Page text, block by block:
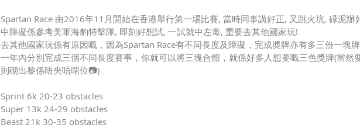
Spartan Race 由2016年11月開始在香港舉行第一埸比賽, 當時同事講好正, 又跳火坑, 碌泥辦
中障礙係參考美軍海豹特撃隊, 即刻好想試, 一試就中左毒, 重要去其他國家玩!
去其他國家玩係有原因嘅，因為Spartan Race有不同長度及障礙，完成奬牌亦有多三份一塊
一年內分別完成三個不同長度賽事，你就可以將三塊合體，就係好多人想要嘅三色獎牌(當然
則砌出黎係唔夾唔啱位📷)
Sprint 6k 20-23 obstacles
Super 13k 24-29 obstacles
Beast 21k 30-35 obstacles